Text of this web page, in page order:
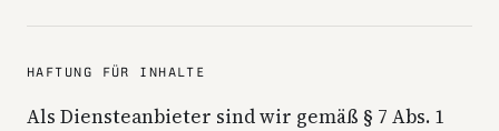
HAFTUNG FÜR INHALTE
Als Diensteanbieter sind wir gemäß § 7 Abs. 1